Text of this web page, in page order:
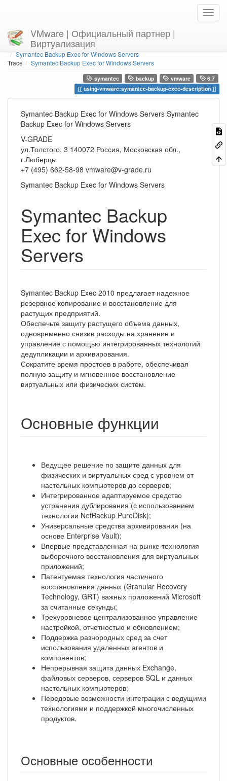
VMware | Официальный партнер |
Виртуализация
You are here Homeusing-vmware
Symantec Backup Exec for Windows Servers
Trace
Symantec Backup Exec for Windows Servers
symantec backup vmware
6.7
using-vmware:symantec-backup-exec-description
Symantec Backup Exec for Windows Servers Symantec
Backup Exec for Windows Servers
V-GRADE
ул.Толстого, 3 140072 Россия, Московская обл.,
г.Люберцы
+7 (495) 662-58-98 vmware@v-grade.ru
Symantec Backup Exec for Windows Servers
Symantec Backup
Exec for Windows
Servers
Symantec Backup Exec 2010 предлагает надежное
резервное копирование и восстановление для
растущих предприятий.
Обеспечьте защиту растущего объема данных,
одновременно снизив расходы на хранение и
управление с помощью интегрированных технологий
дедупликации и архивирования.
Сократите время простоев в работе, обеспечивая
полную защиту и мгновенное восстановление
виртуальных или физических систем.
Основные функции
Ведущее решение по защите данных для
физических и виртуальных сред с уровнем от
настольных компьютеров до серверов;
Интегрированное адаптируемое средство
устранения дублирования (с использованием
технологии NetBackup PureDisk);
Универсальные средства архивирования (на
основе Enterprise Vault);
Впервые представленная на рынке технология
выборочного восстановления для виртуальных
приложений;
Патентуемая технология частичного
восстановления данных (Granular Recovery
Technology, GRT) важных приложений Microsoft
за считанные секунды;
Трехуровневое централизованное управление
настройкой, отчетностью и обновлением;
Поддержка разнородных сред за счет
использования удаленных агентов и
компонентов;
Непрерывная защита данных Exchange,
файловых серверов, серверов SQL и данных
настольных компьютеров;
Передовые возможности интеграции с ведущими
технологиями и поддержкой многочисленных
продуктов.
Основные особенности